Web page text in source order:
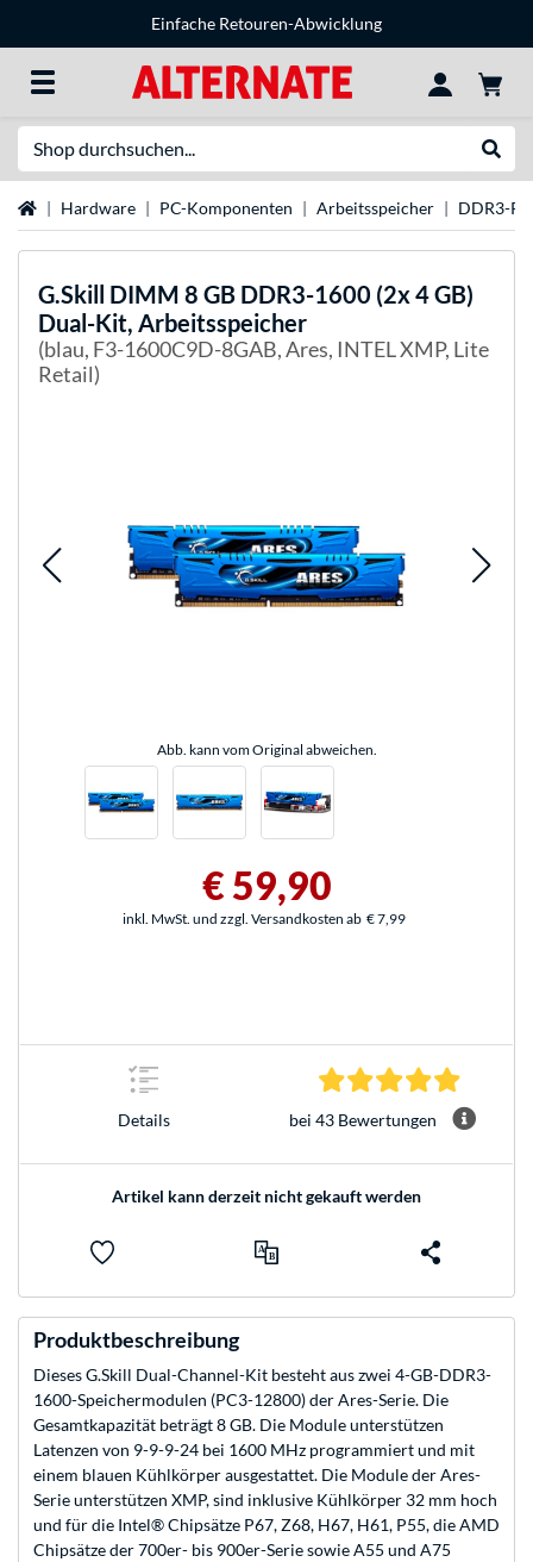
Einfache Retouren-Abwicklung
StartseiteHardware PC-Komponenten Arbeitsspeicher DDR3-
G.Skill DIMM 8 GB DDR3-1600 (2x 4 GB)
Dual-Kit, Arbeitsspeicher
(blau, F3-1600C9D-8GAB, Ares, INTEL XMP, Lite
Retail)
Abb. kann vom Original abweichen.
€ 59,90
inkl. MwSt. und zzgl. Versandkosten ab € 7,99
Details bei 43 Bewertungen
Artikel kann derzeit nicht gekauft werden
Produktbeschreibung
Dieses G.Skill Dual-Channel-Kit besteht aus zwei 4-GB-DDR3-
1600-Speichermodulen (PC3-12800) der Ares-Serie. Die
Gesamtkapazität beträgt 8 GB. Die Module unterstützen
Latenzen von 9-9-9-24 bei 1600 MHz programmiert und mit
einem blauen Kühlkörper ausgestattet. Die Module der Ares-
Serie unterstützen XMP, sind inklusive Kühlkörper 32 mm hoch
und für die Intel® Chipsätze P67, Z68, H67, H61, P55, die AMD
Chipsätze der 700er- bis 900er-Serie sowie A55 und A75